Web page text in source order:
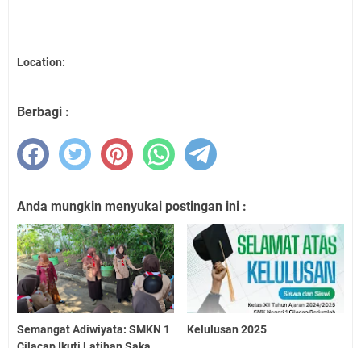
Location:
Berbagi :
Anda mungkin menyukai postingan ini :
Semangat Adiwiyata: SMKN 1
Kelulusan 2025